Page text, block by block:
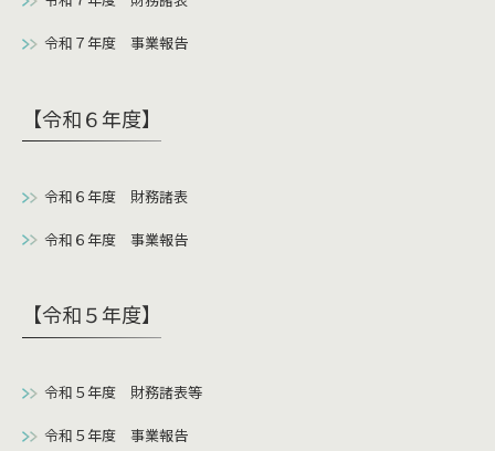
令和７年度 事業報告
【令和６年度】
令和６年度 財務諸表
令和６年度 事業報告
【令和５年度】
令和５年度 財務諸表等
令和５年度 事業報告